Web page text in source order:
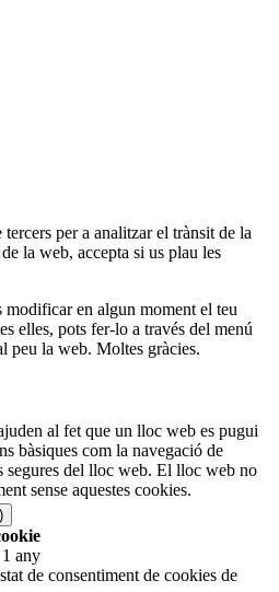
per a analitzar el trànsit de la
la web, accepta si us plau les
modificar en algun moment el teu
elles, pots fer-lo a través del menú
peu la web. Moltes gràcies.
al fet que un lloc web es pugui
bàsiques com la navegació de
segures del lloc web. El lloc web no
sense aquestes cookies.
any
de consentiment de cookies de